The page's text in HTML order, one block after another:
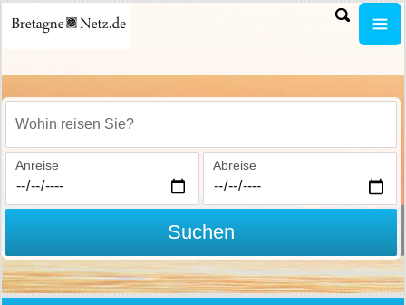
Wohin reisen Sie?
Anreise Abreise
Suchen